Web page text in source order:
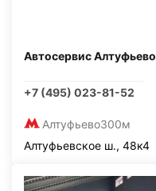
Автосервис Алтуфьево
+7 (495) 023-81-52
Алтуфьево300м
Алтуфьевское ш., 48к4